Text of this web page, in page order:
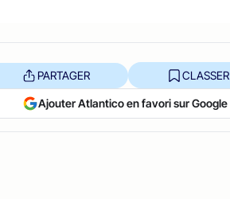
PARTAGER CLASSER
Ajouter Atlantico en favori sur Google